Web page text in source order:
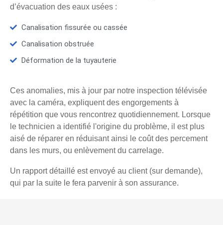
d’évacuation des eaux usées :
Canalisation fissurée ou cassée
Canalisation obstruée
Déformation de la tuyauterie
Ces anomalies, mis à jour par notre inspection télévisée
avec la caméra, expliquent des engorgements à
répétition que vous rencontrez quotidiennement. Lorsque
le technicien a identifié l'origine du problème, il est plus
aisé de réparer en réduisant ainsi le coût des percement
dans les murs, ou enlèvement du carrelage.
Un rapport détaillé est envoyé au client (sur demande),
qui par la suite le fera parvenir à son assurance.